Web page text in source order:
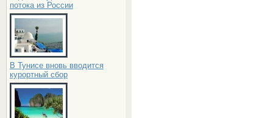
потока из России
В Тунисе вновь вводится
курортный сбор